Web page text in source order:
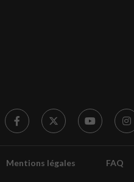
Mentions légales FAQ